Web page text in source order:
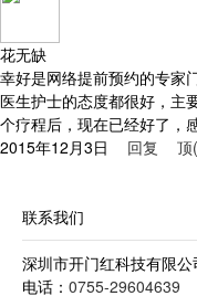
花无缺
幸好是网络提前预约的专家
医生护士的态度都很好，主
个疗程后，现在已经好了，
2015年12月3日
回复 顶
联系我们
深圳市开门红科技有限公
电话： 0755-29604639